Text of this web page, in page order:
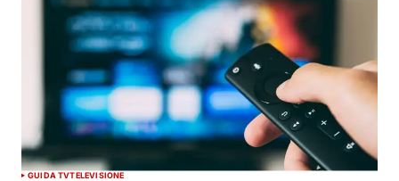
GUIDA TVTELEVISIONE